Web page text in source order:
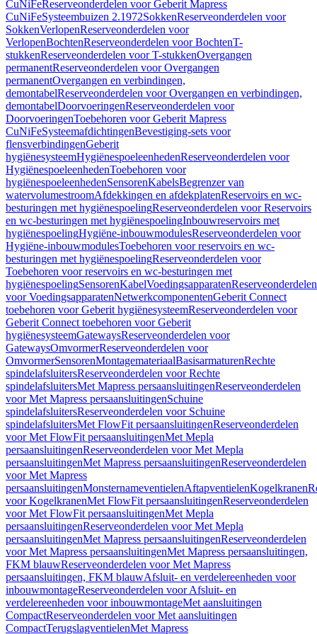
CuNiFeReserveonderdelen voor Geberit Mapress
CuNiFeSysteembuizen 2.1972SokkenReserveonderdelen voor
SokkenVerlopenReserveonderdelen voor
VerlopenBochtenReserveonderdelen voor BochtenT-
stukkenReserveonderdelen voor T-stukkenOvergangen
permanentReserveonderdelen voor Overgangen
permanentOvergangen en verbindingen,
demontabelReserveonderdelen voor Overgangen en verbindingen,
demontabelDoorvoeringenReserveonderdelen voor
DoorvoeringenToebehoren voor Geberit Mapress
CuNiFeSysteemafdichtingenBevestiging-sets voor
flensverbindingenGeberit
hygiënesysteemHygiënespoeleenhedenReserveonderdelen voor
HygiënespoeleenhedenToebehoren voor
hygiënespoeleenhedenSensorenKabelsBegrenzer van
watervolumestroomAfdekkingen en afdekplatenReservoirs en wc-
besturingen met hygiënespoelingReserveonderdelen voor Reservoirs
en wc-besturingen met hygiënespoelingInbouwreservoirs met
hygiënespoelingHygiëne-inbouwmodulesReserveonderdelen voor
Hygiëne-inbouwmodulesToebehoren voor reservoirs en wc-
besturingen met hygiënespoelingReserveonderdelen voor
Toebehoren voor reservoirs en wc-besturingen met
hygiënespoelingSensorenKabelVoedingsapparatenReserveonderdelen
voor VoedingsapparatenNetwerkcomponentenGeberit Connect
toebehoren voor Geberit hygiënesysteemReserveonderdelen voor
Geberit Connect toebehoren voor Geberit
hygiënesysteemGatewaysReserveonderdelen voor
GatewaysOmvormerReserveonderdelen voor
OmvormerSensorenMontagemateriaalBasisarmaturenRechte
spindelafsluitersReserveonderdelen voor Rechte
spindelafsluitersMet Mapress persaansluitingenReserveonderdelen
voor Met Mapress persaansluitingenSchuine
spindelafsluitersReserveonderdelen voor Schuine
spindelafsluitersMet FlowFit persaansluitingenReserveonderdelen
voor Met FlowFit persaansluitingenMet Mepla
persaansluitingenReserveonderdelen voor Met Mepla
persaansluitingenMet Mapress persaansluitingenReserveonderdelen
voor Met Mapress
persaansluitingenMonsternameventielenAftapventielenKogelkranen
voor KogelkranenMet FlowFit persaansluitingenReserveonderdelen
voor Met FlowFit persaansluitingenMet Mepla
persaansluitingenReserveonderdelen voor Met Mepla
persaansluitingenMet Mapress persaansluitingenReserveonderdelen
voor Met Mapress persaansluitingenMet Mapress persaansluitingen,
FKM blauwReserveonderdelen voor Met Mapress
persaansluitingen, FKM blauwAfsluit- en verdelereenheden voor
inbouwmontageReserveonderdelen voor Afsluit- en
verdelereenheden voor inbouwmontageMet aansluitingen
CompactReserveonderdelen voor Met aansluitingen
CompactTerugslagventielenMet Mapress